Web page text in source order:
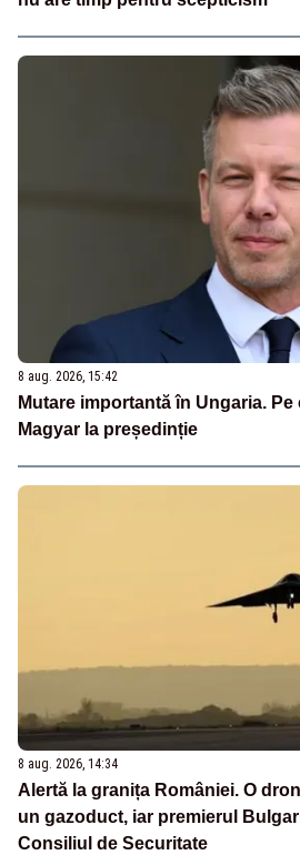
8 aug. 2026, 15:42
Mutare importantă în Ungaria. Pe
Magyar la președinție
8 aug. 2026, 14:34
Alertă la granița României. O
un gazoduct, iar premierul
Consiliul de Securitate